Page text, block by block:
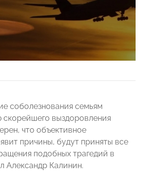
соболезнования семьям
выздоровления
что объективное
причины, будут приняты все
подобных трагедий в
Александр Калинин.